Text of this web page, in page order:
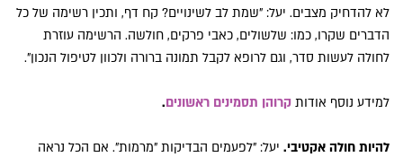
לא להדחיק מצבים. יעל: "שמת לב לשינויים? קח דף, ותכין רשימה של כל
הדברים שקרו, כמו: שלשולים, כאבי פרקים, חולשה. הרשימה עוזרת
לחולה לעשות סדר, וגם לרופא לקבל תמונה ברורה ולכוון לטיפול הנכון".
למידע נוסף אודות קרוהן תסמינים ראשונים.
להיות חולה אקטיבי. יעל: "לפעמים הבדיקות "מרמות". אם הכל נראה